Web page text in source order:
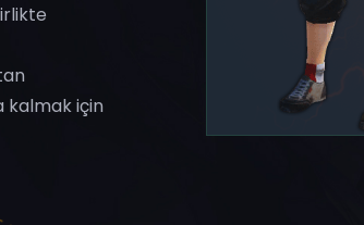
kalmak için